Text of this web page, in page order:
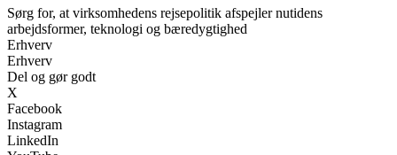
Sørg for, at virksomhedens rejsepolitik afspejler nutidens
arbejdsformer, teknologi og bæredygtighed
Erhverv
Erhverv
Del og gør godt
X
Facebook
Instagram
LinkedIn